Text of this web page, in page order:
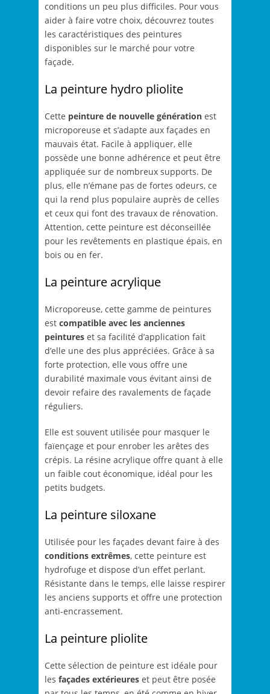
conditions un peu plus difficiles. Pour vous
aider à faire votre choix, découvrez toutes
les caractéristiques des peintures
disponibles sur le marché pour votre
façade.
La peinture hydro pliolite
Cette peinture de nouvelle génération est
microporeuse et s’adapte aux façades en
mauvais état. Facile à appliquer, elle
possède une bonne adhérence et peut être
appliquée sur de nombreux supports. De
plus, elle n’émane pas de fortes odeurs, ce
qui la rend plus populaire auprès de celles
et ceux qui font des travaux de rénovation.
Attention, cette peinture est déconseillée
pour les revêtements en plastique épais, en
bois ou en fer.
La peinture acrylique
Microporeuse, cette gamme de peintures
est compatible avec les anciennes
peintures et sa facilité d’application fait
d’elle une des plus appréciées. Grâce à sa
forte protection, elle vous offre une
durabilité maximale vous évitant ainsi de
devoir refaire des ravalements de façade
réguliers.
Elle est souvent utilisée pour masquer le
faïençage et pour enrober les arêtes des
crépis. La résine acrylique offre quant à elle
un faible cout économique, idéal pour les
petits budgets.
La peinture siloxane
Utilisée pour les façades devant faire à des
conditions extrêmes, cette peinture est
hydrofuge et dispose d’un effet perlant.
Résistante dans le temps, elle laisse respirer
les anciens supports et offre une protection
anti-encrassement.
La peinture pliolite
Cette sélection de peinture est idéale pour
les façades extérieures et peut être posée